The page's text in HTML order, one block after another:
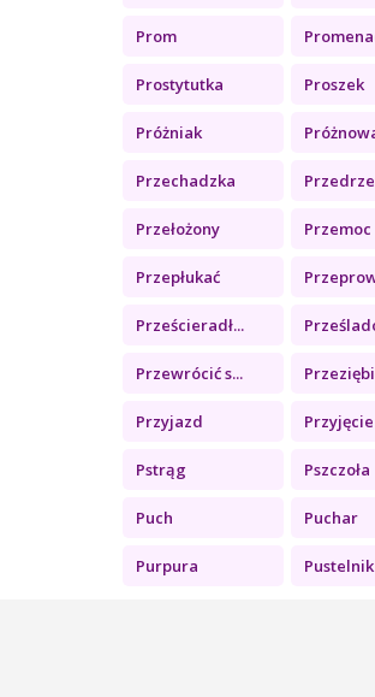
Prom
Prostytutka Proszek
Próżniak
Przechadzka
Przełożony Przemoc
Przepłukać
Prześcieradł...
Przewrócić s...
Przyjazd Przyjęcie
Pstrąg Pszczoła
Puch Puchar
Purpura Pustelnik